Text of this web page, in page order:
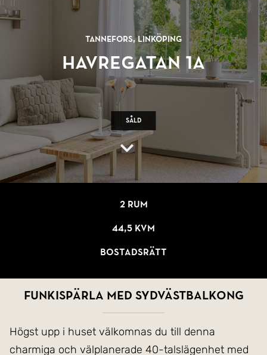
Tannefors, Linköping
Havregatan 1A
Såld
2 rum
44,5 kvm
Bostadsrätt
Funkispärla med sydvästbalkong
Högst upp i huset välkomnas du till denna
charmiga och välplanerade 40-talslägenhet med